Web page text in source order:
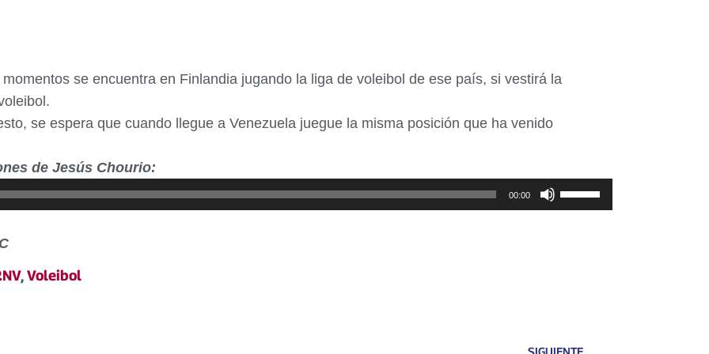
se encuentra en Finlandia jugando la liga de voleibol de ese país, si vestirá la
se espera que cuando llegue a Venezuela juegue la misma posición que ha venido
de Jesús Chourio:
00:00
Utiliza
las
aumentar
,Voleibol